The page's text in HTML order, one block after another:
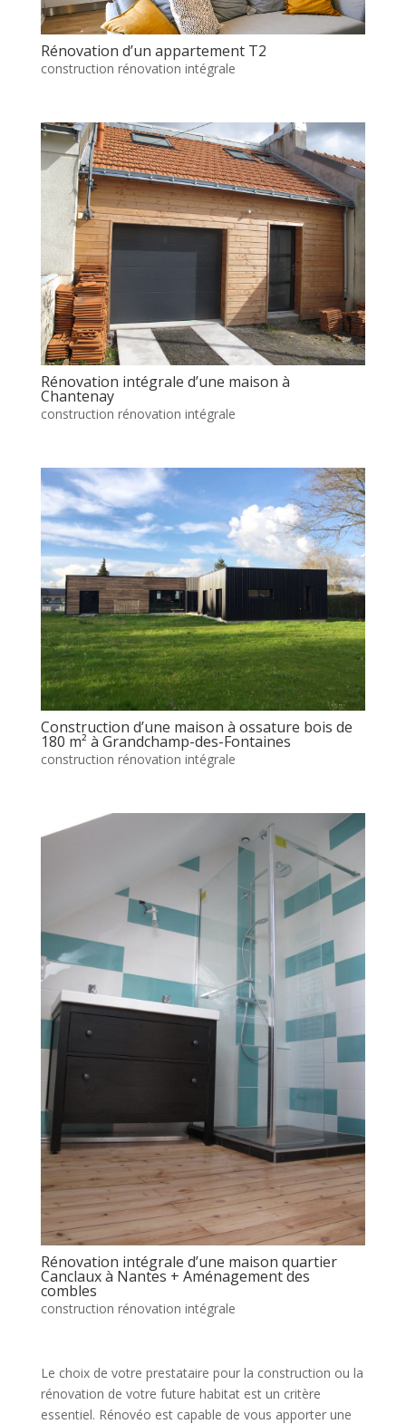
Rénovation d’un appartement T2
construction rénovation intégrale
Rénovation intégrale d’une maison à
Chantenay
construction rénovation intégrale
Construction d’une maison à ossature bois de
180 m² à Grandchamp-des-Fontaines
construction rénovation intégrale
Rénovation intégrale d’une maison quartier
Canclaux à Nantes + Aménagement des
combles
construction rénovation intégrale
Le choix de votre prestataire pour la construction ou la
rénovation de votre future habitat est un critère
essentiel. Rénovéo est capable de vous apporter une